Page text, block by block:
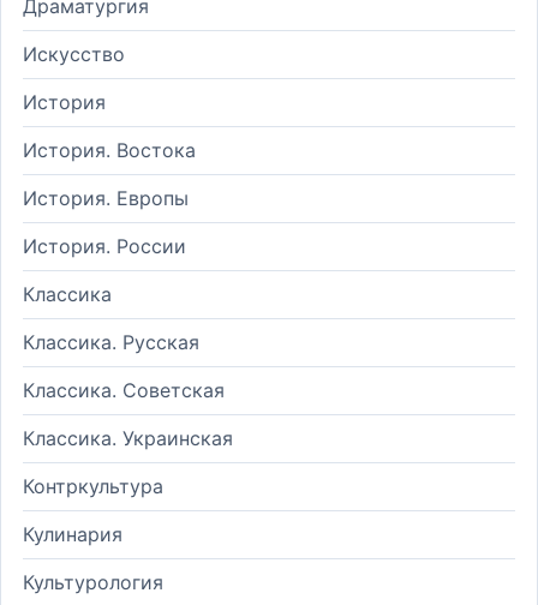
Драматургия
Искусство
История
История. Востока
История. Европы
История. России
Классика
Классика. Русская
Классика. Советская
Классика. Украинская
Контркультура
Кулинария
Культурология